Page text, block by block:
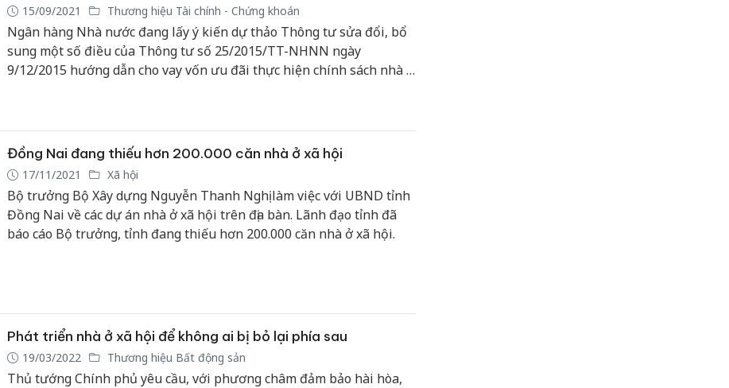
15/09/2021 Thương hiệu Tài chính - Chứng khoán
Ngân hàng Nhà nước đang lấy ý kiến dự thảo Thông tư sửa đổi, bổ
sung một số điều của Thông tư số 25/2015/TT-NHNN ngày
9/12/2015 hướng dẫn cho vay vốn ưu đãi thực hiện chính sách nhà ở
Đồng Nai đang thiếu hơn 200.000 căn nhà ở xã hội
17/11/2021 Xã hội
Bộ trưởng Bộ Xây dựng Nguyễn Thanh Nghị làm việc với UBND tỉnh
Đồng Nai về các dự án nhà ở xã hội trên địa bàn. Lãnh đạo tỉnh đã
báo cáo Bộ trưởng, tỉnh đang thiếu hơn 200.000 căn nhà ở xã hội.
Phát triển nhà ở xã hội để không ai bị bỏ lại phía sau
19/03/2022 Thương hiệu Bất động sản
Thủ tướng Chính phủ yêu cầu, với phương châm đảm bảo hài hòa,